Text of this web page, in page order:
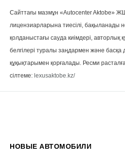
Сайттағы мазмұн «Autocenter Aktobe»
лицензиарларына тиесілі, бақыланады
қолданыстағы сауда киімдері, авторлық
белгілері туралы заңдармен және басқа
құқықтарымен қорғалады. Ресми
сілтеме: lexusaktobe.kz/
НОВЫЕ АВТОМОБИЛИ